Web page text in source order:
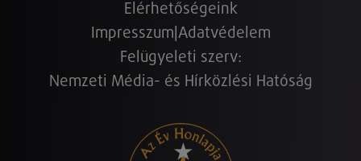
Elérhetőségeink
Impresszum Adatvédelem
Felügyeleti szerv:
Nemzeti Média- és Hírközlési Hatóság